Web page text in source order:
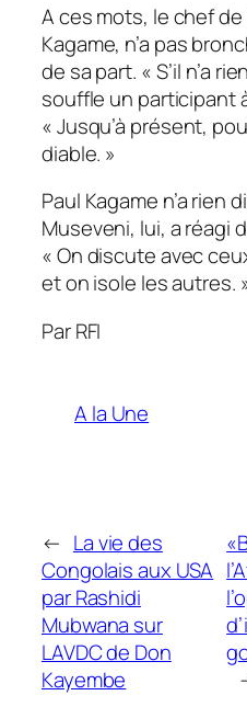
A ces mots, le chef de
Kagame, n’a pas
de sa part. «S’il n’a
souffle un participant
«Jusqu’à présent,
diable. »
Paul Kagame n’a rien
Museveni, lui, a réagi
«On discute avec
et on isole les autres.
Par RFI
A la Une
← La vie des
Congolais aux USA
par Rashidi
Mubwana sur
LAVDC de Don
Kayembe